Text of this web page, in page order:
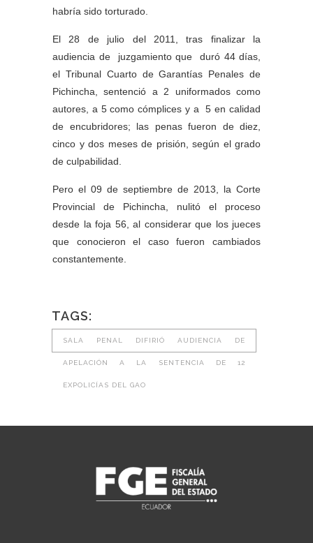
habría sido torturado.
El 28 de julio del 2011, tras finalizar la
audiencia de juzgamiento que duró 44 días,
el Tribunal Cuarto de Garantías Penales de
Pichincha, sentenció a 2 uniformados como
autores, a 5 como cómplices y a 5 en calidad
de encubridores; las penas fueron de diez,
cinco y dos meses de prisión, según el grado
de culpabilidad.
Pero el 09 de septiembre de 2013, la Corte
Provincial de Pichincha, nulitó el proceso
desde la foja 56, al considerar que los jueces
que conocieron el caso fueron cambiados
constantemente.
TAGS:
SALA PENAL DIFIRIÓ AUDIENCIA DE
APELACIÓN A LA SENTENCIA DE 12
EXPOLICÍAS DEL GAO